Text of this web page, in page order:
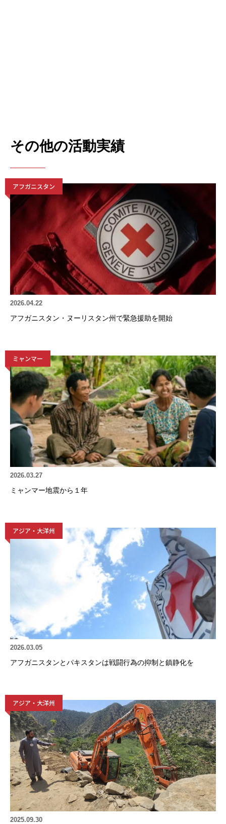
その他の活動実績
アフガニスタン
2026.04.22
アフガニスタン・ヌーリスタン州で緊急援助を開始
ミャンマー
2026.03.27
ミャンマー地震から１年
アジア・大洋州
2026.03.05
アフガニスタンとパキスタンは戦闘行為の抑制と鎮静化を
アジア・大洋州
2025.09.30